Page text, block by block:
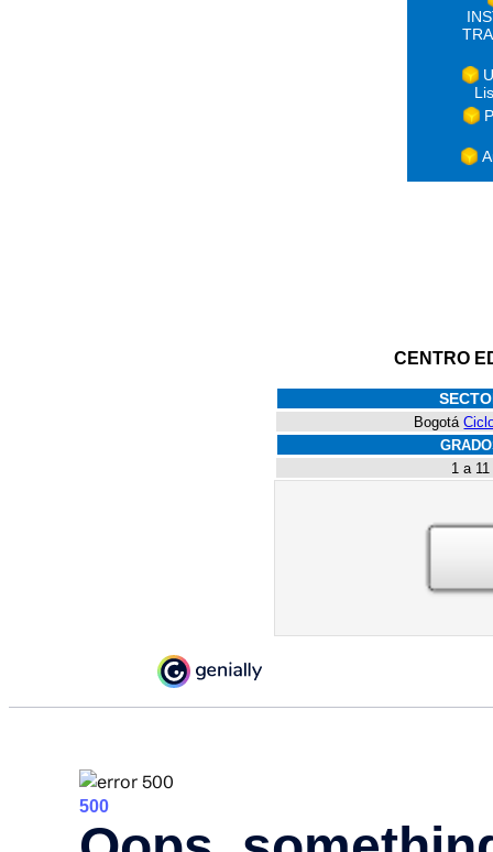
CENTRO
Bogotá
1 a 11